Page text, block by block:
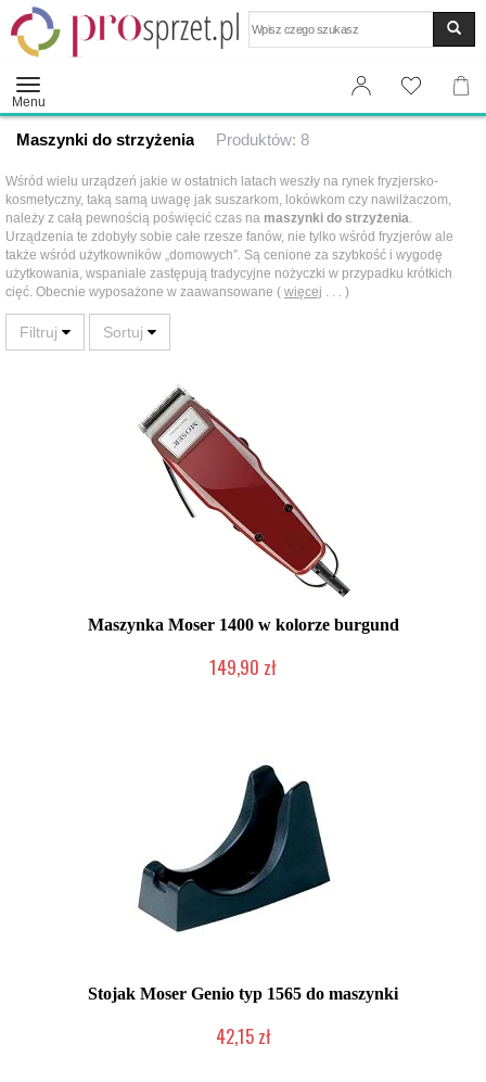
Menu
Maszynki do strzyżenia Produktów: 8
Wśród wielu urządzeń jakie w ostatnich latach weszły na rynek fryzjersko-
kosmetyczny, taką samą uwagę jak suszarkom, lokówkom czy nawilżaczom,
należy z całą pewnością poświęcić czas na maszynki do strzyżenia.
Urządzenia te zdobyły sobie całe rzesze fanów, nie tylko wśród fryzjerów ale
także wśród użytkowników „domowych”. Są cenione za szybkość i wygodę
użytkowania, wspaniale zastępują tradycyjne nożyczki w przypadku krótkich
cięć. Obecnie wyposażone w zaawansowane ( więcej . . . )
Maszynka Moser 1400 w kolorze burgund
149,90 zł
Stojak Moser Genio typ 1565 do maszynki
42,15 zł